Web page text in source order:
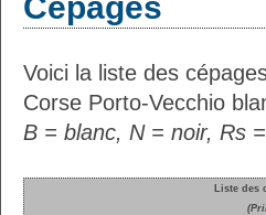
Voici la liste des
Corse Porto-Vecchio
B = blanc, N = noir, Rs
Liste des